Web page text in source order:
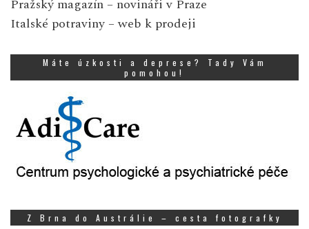
Pražský magazín – novináři v Praze
Italské potraviny – web k prodeji
Máte úzkosti a deprese? Tady Vám
pomohou!
Z Brna do Austrálie – cesta fotografky